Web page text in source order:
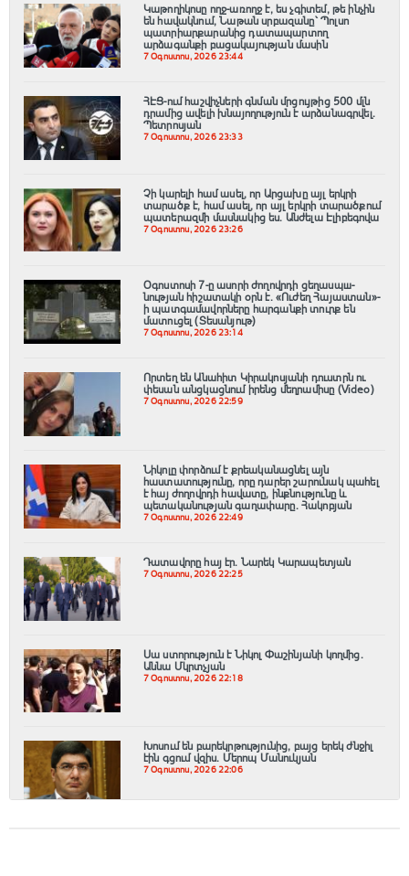
Կաթողիկոսը ողջ-առողջ է, ես չգիտեմ, թե ինչին
են հավակնում, Նաթան սրբազանը՝ Պոլսո
պատրիարքարանից դատապարտող
արձագանքի բացակայության մասին
7 Օգոստոս, 2026 23:44
ՀԷՑ-ում հաշվիչների գնման մրցույթից 500 մլն
դրամից ավելի խնայողություն է արձանագրվել.
Պետրոսյան
7 Օգոստոս, 2026 23:33
Չի կարելի համ ասել, որ Արցախը այլ երկրի
տարածք է, համ ասել, որ այլ երկրի տարածքում
պատերազմի մասնակից ես. Անժելա Էլիբեգովա
7 Օգոստոս, 2026 23:26
Օգոստոսի 7-ը ասորի ժողովրդի ցեղասպш-
նության հիշատակի օրն է․ «Ուժեղ Հայաստան»-
ի պատգամավորները հարգանքի տուրք են
մատուցել (Տեսանյութ)
7 Օգոստոս, 2026 23:14
Որտեղ են Անահիտ Կիրակոսյանի դուստրն ու
փեսան անցկացնում իրենց մեղրամիսը (Video)
7 Օգոստոս, 2026 22:59
Նիկոլը փորձում է քրեականացնել այն
հաստատությունը, որը դարեր շարունակ պահել
է հայ ժողովրդի հավատը, ինքնությունը և
պետականության գաղափարը. Հակոբյան
7 Օգոստոս, 2026 22:49
Դատավորը հայ էր․ Նարեկ Կարապետյան
7 Օգոստոս, 2026 22:25
Սա ստորություն է Նիկոլ Փաշինյանի կողմից․
Աննա Մկրտչյան
7 Օգոստոս, 2026 22:18
Խոսում են բարեկրթությունից, բայց երեկ ժնջիլ
էին գցում վզիս. Մերոպ Մանուկյան
7 Օգոստոս, 2026 22:06